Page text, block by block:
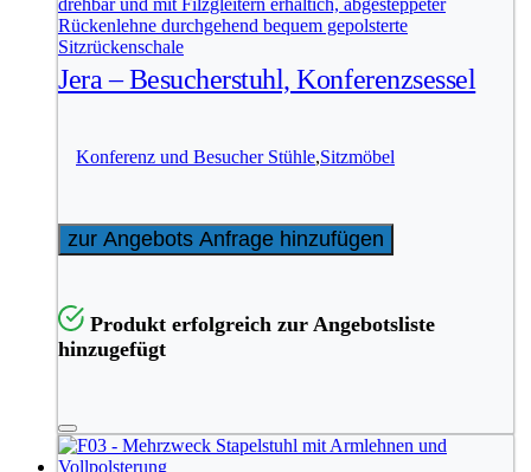
Jera – Besucherstuhl, Konferenzsessel
Konferenz und Besucher Stühle,Sitzmöbel
zur Angebots Anfrage hinzufügen
Produkt erfolgreich zur Angebotsliste
hinzugefügt